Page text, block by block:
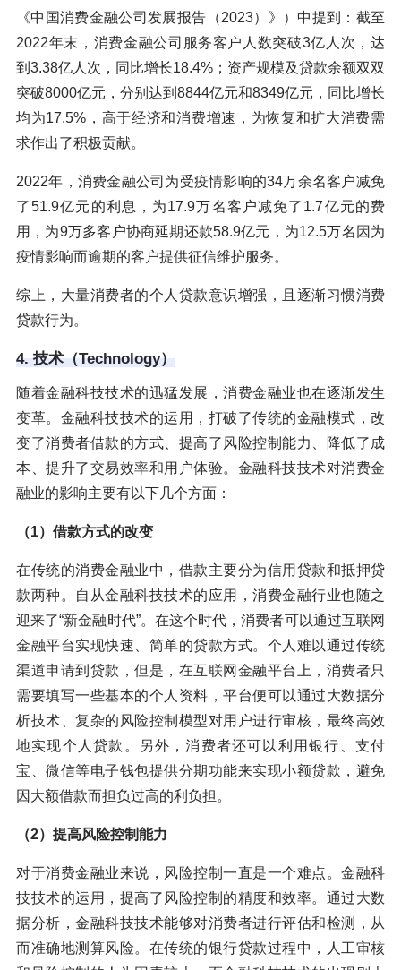
《中国消费金融公司发展报告（2023）》）中提到：截至
2022年末，消费金融公司服务客户人数突破3亿人次，达
到3.38亿人次，同比增长18.4%；资产规模及贷款余额双双
突破8000亿元，分别达到8844亿元和8349亿元，同比增长
均为17.5%，高于经济和消费增速，为恢复和扩大消费需
求作出了积极贡献。
2022年，消费金融公司为受疫情影响的34万余名客户减免
了51.9亿元的利息，为17.9万名客户减免了1.7亿元的费
用，为9万多客户协商延期还款58.9亿元，为12.5万名因为
疫情影响而逾期的客户提供征信维护服务。
综上，大量消费者的个人贷款意识增强，且逐渐习惯消费
贷款行为。
4. 技术（Technology）
随着金融科技技术的迅猛发展，消费金融业也在逐渐发生
变革。金融科技技术的运用，打破了传统的金融模式，改
变了消费者借款的方式、提高了风险控制能力、降低了成
本、提升了交易效率和用户体验。金融科技技术对消费金
融业的影响主要有以下几个方面：
（1）借款方式的改变
在传统的消费金融业中，借款主要分为信用贷款和抵押贷
款两种。自从金融科技技术的应用，消费金融行业也随之
迎来了“新金融时代”。在这个时代，消费者可以通过互联网
金融平台实现快速、简单的贷款方式。个人难以通过传统
渠道申请到贷款，但是，在互联网金融平台上，消费者只
需要填写一些基本的个人资料，平台便可以通过大数据分
析技术、复杂的风险控制模型对用户进行审核，最终高效
地实现个人贷款。另外，消费者还可以利用银行、支付
宝、微信等电子钱包提供分期功能来实现小额贷款，避免
因大额借款而担负过高的利负担。
（2）提高风险控制能力
对于消费金融业来说，风险控制一直是一个难点。金融科
技技术的运用，提高了风险控制的精度和效率。通过大数
据分析，金融科技技术能够对消费者进行评估和检测，从
而准确地测算风险。在传统的银行贷款过程中，人工审核